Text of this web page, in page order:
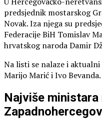
predsjednik mostarskog
Novak. Iza njega su
Federacije BiH Tomislav
hrvatskog naroda Damir
Na listi se nalaze i
Marijo Marić i Ivo Bevanda.
Najviše ministara